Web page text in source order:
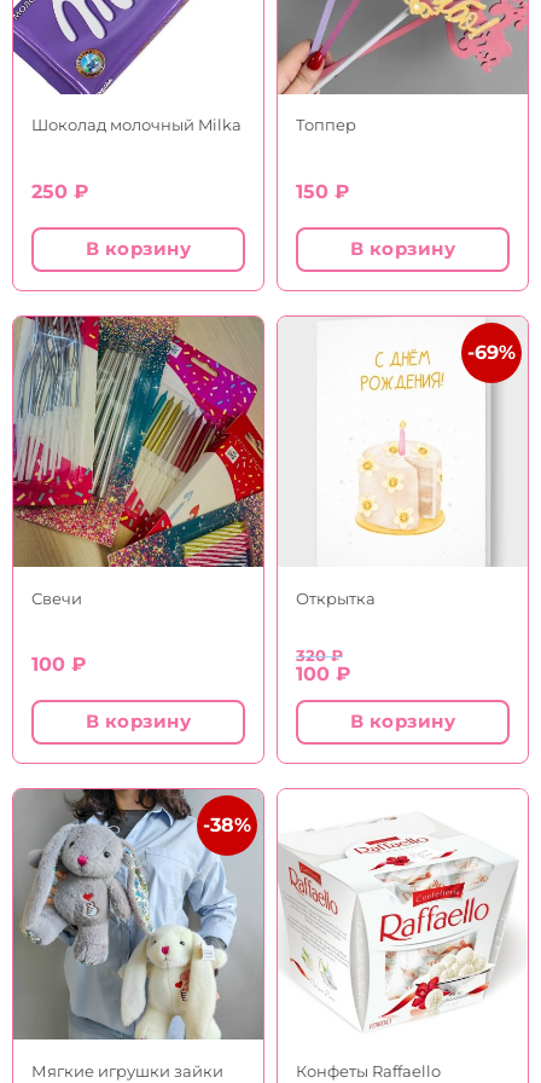
Шоколад молочный Milka
250 ₽
В корзину
Топпер
150 ₽
В корзину
Свечи
100 ₽
В корзину
-69%
Открытка
320₽
Первоначальная
составляла
320 ₽.
100 ₽
Текущая
100 ₽.В корзину
-38%
Мягкие игрушки зайки Конфеты Raffaello